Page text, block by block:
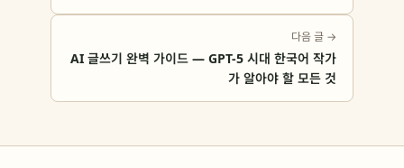
다음 글 →
AI 글쓰기 완벽 가이드 — GPT-5 시대 한국어 작가
가 알아야 할 모든 것